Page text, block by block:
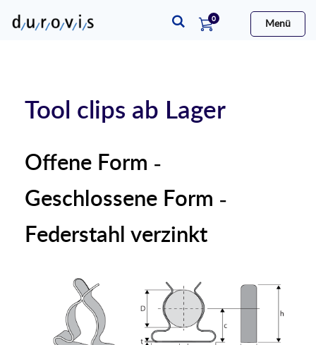
0Artikel
Menü
Tool clips ab Lager
Offene Form -
Geschlossene Form -
Federstahl verzinkt